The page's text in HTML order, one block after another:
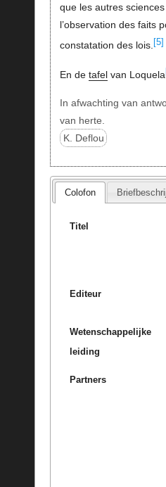
que les autres
l’observation des faits
constatation des lois. [5]
En de tafelvan Loquela
In afwachting van
van herte.
K. Deflou
Colofon
Titel
Editeur
Wetenschappelijke
leiding
Partners